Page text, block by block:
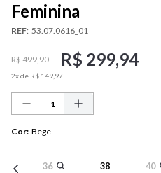
Feminina
REF: 53.07.0616_01
R$499,90 R$ 299,94
2x de R$ 149 97
Cor: Bege
36 38 40